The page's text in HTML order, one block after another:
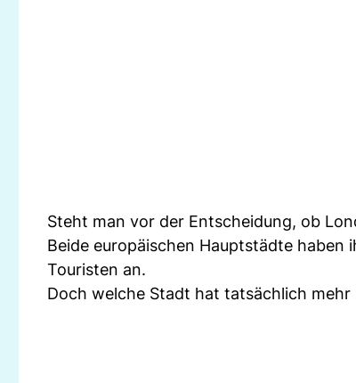
Steht man vor der Entscheidung, ob
Beide europäischen Hauptstädte haben
Touristen an.
Doch welche Stadt hat tatsächlich mehr